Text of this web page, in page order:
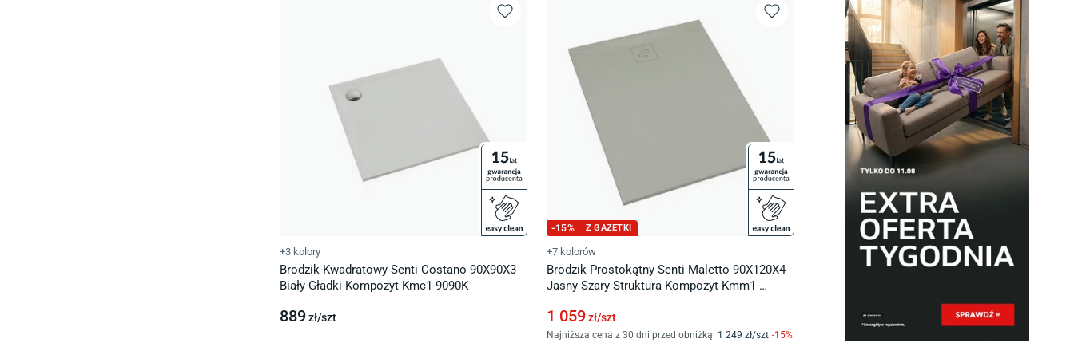
+3 kolory
Brodzik Kwadratowy Senti Costano 90X90X3
Biały Gładki Kompozyt Kmc1-9090K
889zł/szt
-15% Z GAZETKI
+7 kolorów
Brodzik Prostokątny Senti Maletto 90X120X4
Jasny Szary Struktura Kompozyt Kmm1-
1 059zł/szt
Najniższa cena z 30 dni przed obniżką: 1 249 zł/szt -15%